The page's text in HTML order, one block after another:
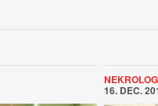
NEKROLOG
16. DEC.